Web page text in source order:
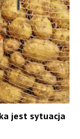
jest sytuacja